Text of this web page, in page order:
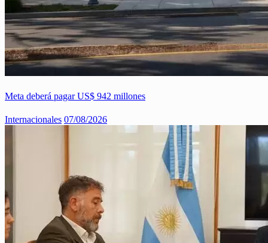
Meta deberá pagar US$ 942 millones
Internacionales 07/08/2026